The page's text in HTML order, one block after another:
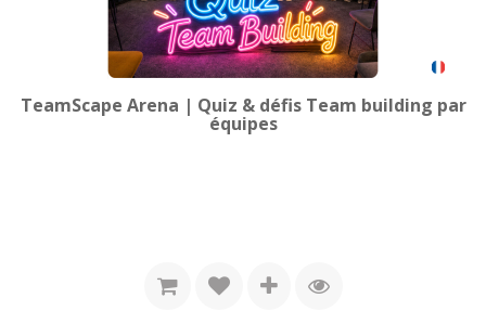
TeamScape Arena | Quiz & défis Team building par
équipes